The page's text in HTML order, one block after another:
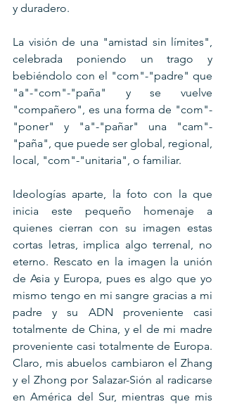
y duradero.
La visión de una "amistad sin límites",
celebrada poniendo un trago y
bebiéndolo con el "com"-"padre" que
"a"-"com"-"paña" y se vuelve
"compañero", es una forma de "com"-
"poner" y "a"-"pañar" una "cam"-
"paña", que puede ser global, regional,
local, "com"-"unitaria", o familiar.
Ideologías aparte, la foto con la que
inicia este pequeño homenaje a
quienes cierran con su imagen estas
cortas letras, implica algo terrenal, no
eterno. Rescato en la imagen la unión
de Asia y Europa, pues es algo que yo
mismo tengo en mi sangre gracias a mi
padre y su ADN proveniente casi
totalmente de China, y el de mi madre
proveniente casi totalmente de Europa.
Claro, mis abuelos cambiaron el Zhang
y el Zhong por Salazar-Sión al radicarse
en América del Sur, mientras que mis